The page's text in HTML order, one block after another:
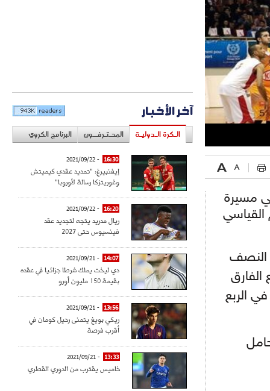
مسيرة
القياسي
النصف
الفارق
الربع
حامل
آخر الأخبار
الـكرة الـدوليـة المحـتـرفــون البرنامج الكروي
16:30
- 2021/09/22
إيفنبيرغ: "تمديد عقدي كيميتش
وغوريتزكا رسالة لأوروبا"
16:20
- 2021/09/22
ريال مدريد يتجه لتجديد عقد
فينسيوس حتى 2027
14:07
- 2021/09/21
دي ليخت يملك شرطا جزائيا في عقده
بقيمة 150 مليون أورو
13:56
- 2021/09/21
ريكي بويغ يتمنى رحيل كومان في
أقرب فرصة
13:33
- 2021/09/21
خاميس يقترب من الدوري القطري